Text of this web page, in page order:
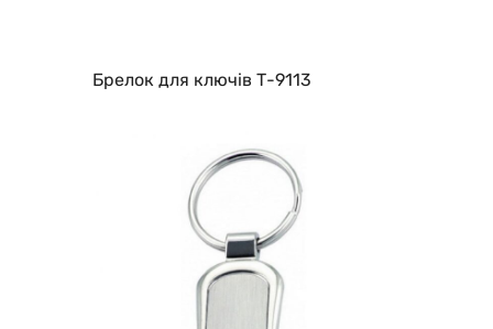
Брелок для ключів Т-9113